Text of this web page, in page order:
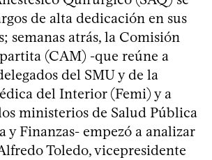
de alta dedicación en sus
semanas atrás, la Comisión
(CAM) -que reúne a
del SMU y de la
del Interior (Femi) y a
ministerios de Salud Pública
y Finanzas- empezó a analizar
Toledo, vicepresidente